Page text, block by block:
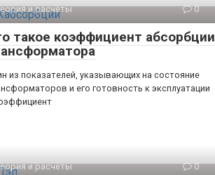
и расчёты 0
такое коэффициент абсорбции
из показателей, указывающих на состояние
и его готовность к эксплуатации
и расчёты 0